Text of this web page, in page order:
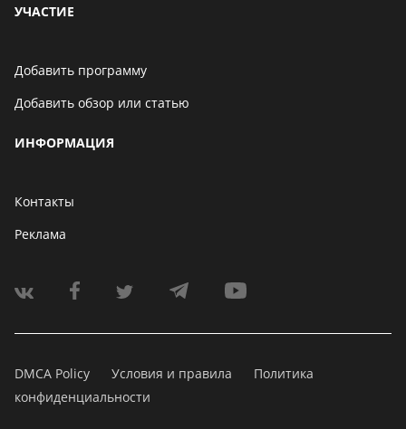
УЧАСТИЕ
Добавить программу
Добавить обзор или статью
ИНФОРМАЦИЯ
Контакты
Реклама
DMCA Policy Условия и правила
Политика
конфиденциальности